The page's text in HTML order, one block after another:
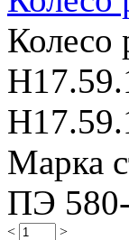
Колесо
Марка
ПЭ
< >